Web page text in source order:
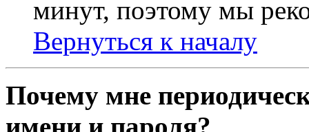
минут, поэтому мы
Вернуться к началу
Почему мне
имени и пароля?